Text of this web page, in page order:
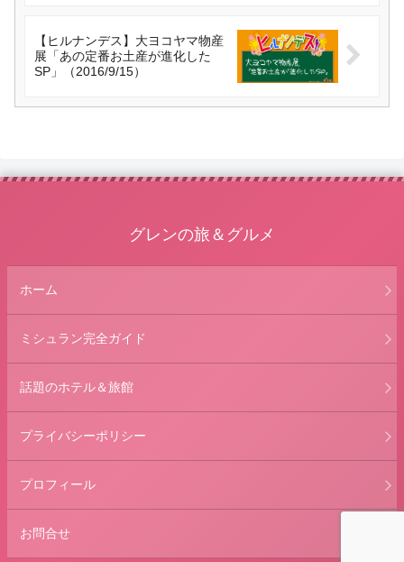
【ヒルナンデス】大ヨコヤマ物産
展「あの定番お土産が進化した
SP」（2016/9/15）
グレンの旅＆グルメ
ホーム
ミシュラン完全ガイド
話題のホテル＆旅館
プライバシーポリシー
プロフィール
お問合せ